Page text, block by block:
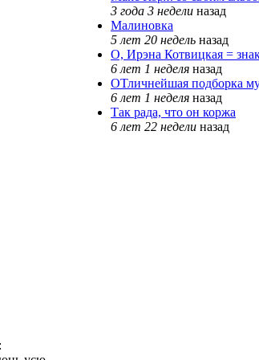
3 года 3 недели назад
Малиновка
5 лет 20 недель назад
О, Ирэна Котвицкая =
6 лет 1 неделя назад
ОТличнейшая подборка
6 лет 1 неделя назад
Так рада, что он коржа
6 лет 22 недели назад